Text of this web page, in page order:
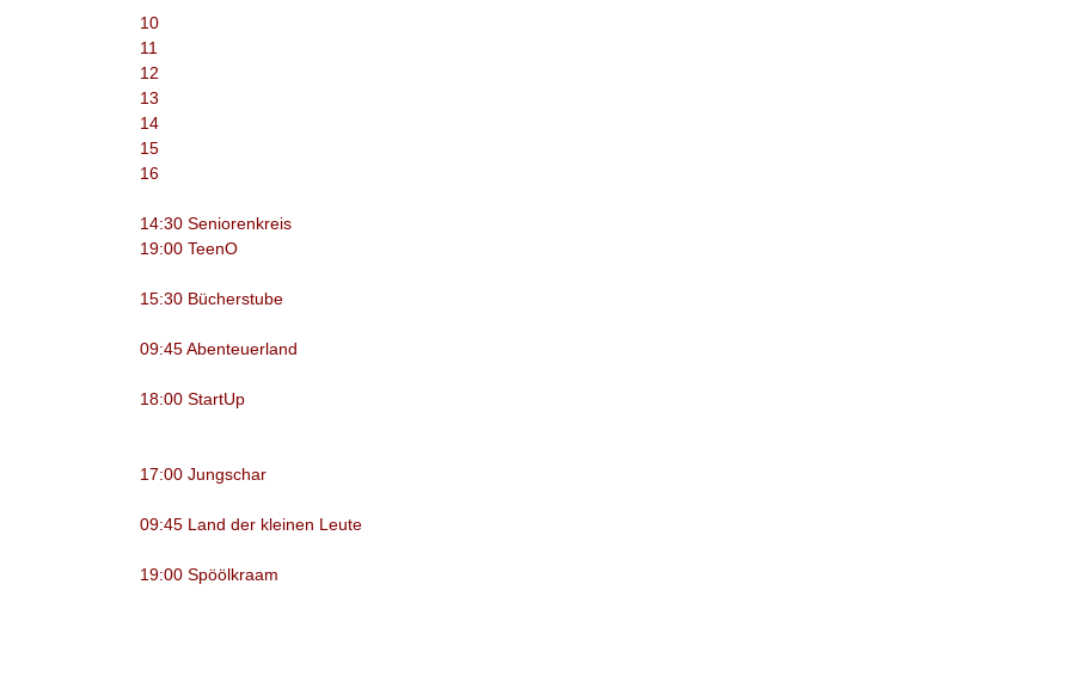
10
11
12
13
14
15
16
14:30 Seniorenkreis
19:00 TeenO
15:30 Bücherstube
09:45 Abenteuerland
18:00 StartUp
17:00 Jungschar
09:45 Land der kleinen Leute
19:00 Spöölkraam